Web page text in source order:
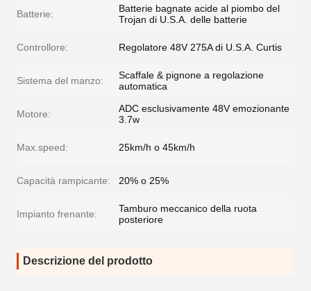
Batterie:
Batterie bagnate acide al piombo del
Trojan di U.S.A. delle batterie
Controllore: Regolatore 48V 275A di U.S.A. Curtis
Sistema del manzo:
Scaffale & pignone a regolazione
automatica
Motore:
ADC esclusivamente 48V emozionante
3.7w
Max.speed: 25km/h o 45km/h
Capacità rampicante: 20% o 25%
Impianto frenante:
Tamburo meccanico della ruota
posteriore
Descrizione del prodotto